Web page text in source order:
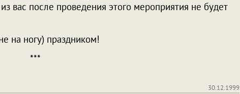
вас после проведения этого мероприятия не будет
на ногу) праздником!
***
30.12.1999